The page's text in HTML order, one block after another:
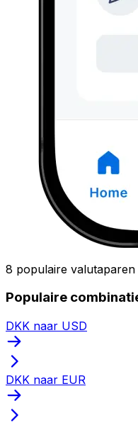
8 populaire
Populaire
DKK naar USD
DKK naar EUR